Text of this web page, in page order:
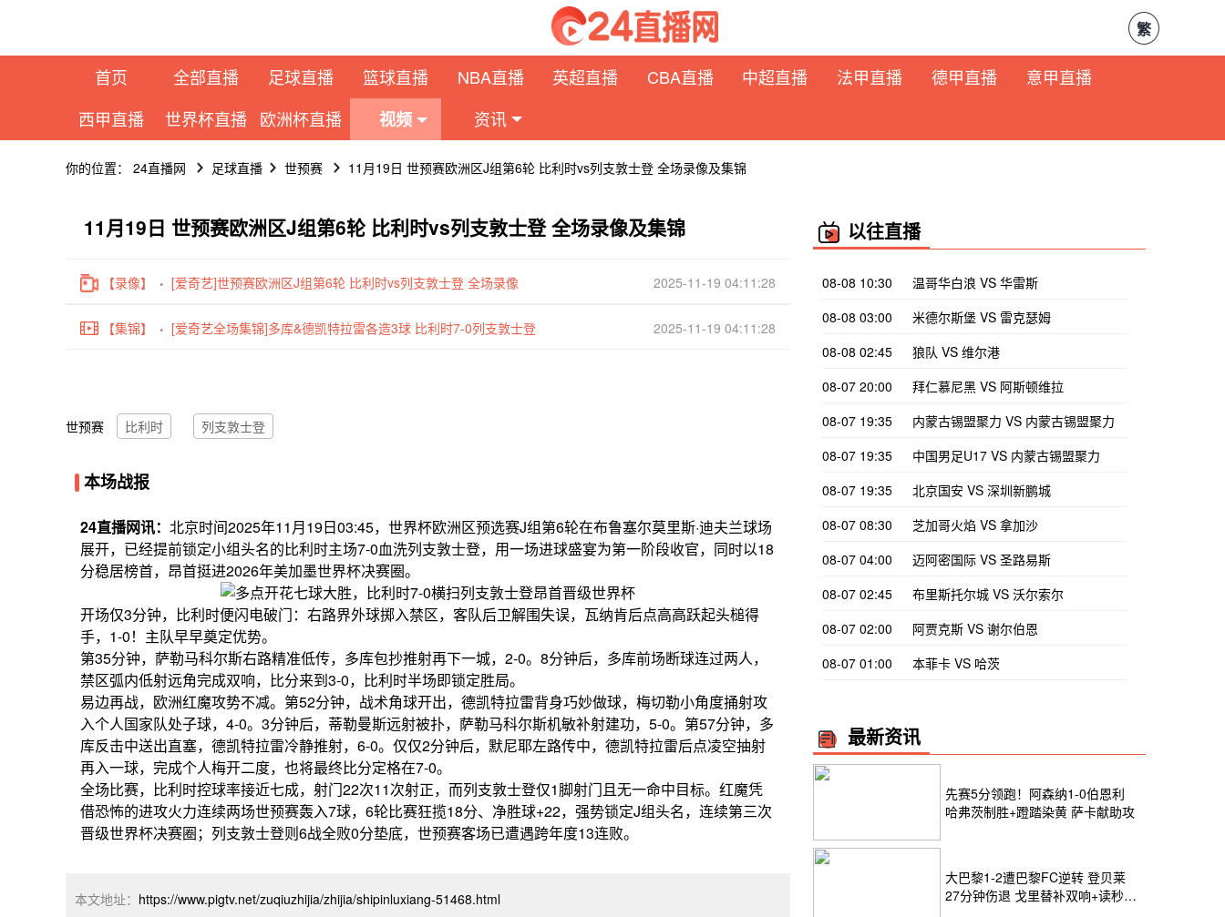
繁
首页 全部直播 足球直播 篮球直播 NBA直播 英超直播 CBA直播 中超直播 法甲直播 德甲直播
意甲直播
西甲直播
世界杯直播 欧洲杯直播 视频 资讯
你的位置： 24直播网 足球直播 世预赛 11月19日 世预赛欧洲区J组第6轮 比利时vs列支敦士登 全场录像及集锦
11月19日 世预赛欧洲区J组第6轮 比利时vs列支敦士登 全场录像及集锦
【录像】 [爱奇艺]世预赛欧洲区J组第6轮 比利时vs列支敦士登 全场录像 2025-11-19 04:11:28
【集锦】 [爱奇艺全场集锦]多库&德凯特拉雷各造3球 比利时7-0列支敦士登 2025-11-19 04:11:28
世预赛 比利时 列支敦士登
本场战报
24直播网讯： 北京时间2025年11月19日03:45，世界杯欧洲区预选赛J组第6轮在布鲁塞尔莫里斯·迪夫兰球场
展开，已经提前锁定小组头名的比利时主场7-0血洗列支敦士登，用一场进球盛宴为第一阶段收官，同时以18
分稳居榜首，昂首挺进2026年美加墨世界杯决赛圈。
开场仅3分钟，比利时便闪电破门：右路界外球掷入禁区，客队后卫解围失误，瓦纳肯后点高高跃起头槌得
手，1-0！主队早早奠定优势。
第35分钟，萨勒马科尔斯右路精准低传，多库包抄推射再下一城，2-0。8分钟后，多库前场断球连过两人，
禁区弧内低射远角完成双响，比分来到3-0，比利时半场即锁定胜局。
易边再战，欧洲红魔攻势不减。第52分钟，战术角球开出，德凯特拉雷背身巧妙做球，梅切勒小角度捅射攻
入个人国家队处子球，4-0。3分钟后，蒂勒曼斯远射被扑，萨勒马科尔斯机敏补射建功，5-0。第57分钟，多
库反击中送出直塞，德凯特拉雷冷静推射，6-0。仅仅2分钟后，默尼耶左路传中，德凯特拉雷后点凌空抽射
再入一球，完成个人梅开二度，也将最终比分定格在7-0。
全场比赛，比利时控球率接近七成，射门22次11次射正，而列支敦士登仅1脚射门且无一命中目标。红魔凭
借恐怖的进攻火力连续两场世预赛轰入7球，6轮比赛狂揽18分、净胜球+22，强势锁定J组头名，连续第三次
晋级世界杯决赛圈；列支敦士登则6战全败0分垫底，世预赛客场已遭遇跨年度13连败。
本文地址： https://www.pigtv.net/zuqiuzhijia/zhijia/shipinluxiang-51468.html
以往直播
08-08 10:30
温哥华白浪 VS 华雷斯
08-08 03:00
米德尔斯堡 VS 雷克瑟姆
08-08 02:45
狼队 VS 维尔港
08-07 20:00
拜仁慕尼黑 VS 阿斯顿维拉
08-07 19:35
内蒙古锡盟聚力 VS 内蒙古锡盟聚力
08-07 19:35
中国男足U17 VS 内蒙古锡盟聚力
08-07 19:35
北京国安 VS 深圳新鹏城
08-07 08:30
芝加哥火焰 VS 拿加沙
08-07 04:00
迈阿密国际 VS 圣路易斯
08-07 02:45
布里斯托尔城 VS 沃尔索尔
08-07 02:00
阿贾克斯 VS 谢尔伯恩
08-07 01:00
本菲卡 VS 哈茨
最新资讯
先赛5分领跑！阿森纳1-0伯恩利
哈弗茨制胜+蹬踏染黄 萨卡献助攻
大巴黎1-2遭巴黎FC逆转 登贝莱
27分钟伤退 戈里替补双响+读秒绝